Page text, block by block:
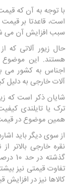
با توجه به آن که
است، قاعدتا بر
سبب افزایش آن می
حال زیور آلاتی که
هستند. این موضوع
اجناس به کشور می
آلات خارجی به دلیل
شایان ذکر است که
ترک یا تایلندی
همین موضوع در قیمت
از سوی دیگر باید
نقره خارجی بالاتر
تفاوت قیمتی نیز
کالاها نیز در